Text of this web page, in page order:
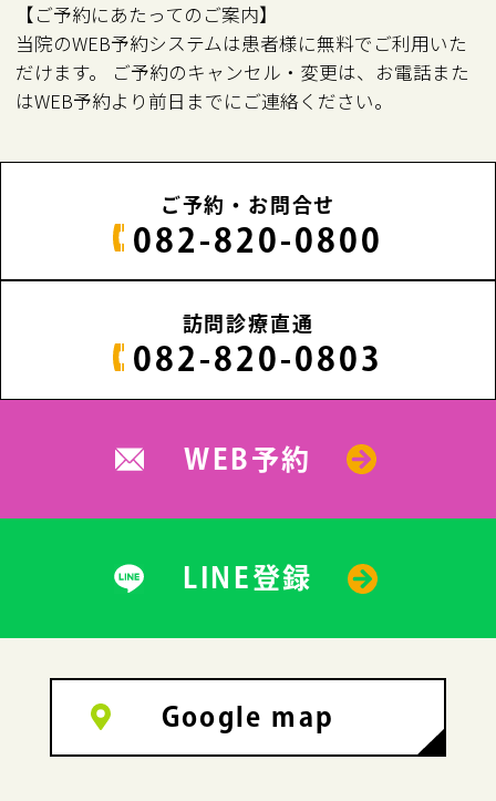
【ご予約にあたってのご案内】
当院のWEB予約システムは患者様に無料でご利用いた
だけます。 ご予約のキャンセル・変更は、お電話また
はWEB予約より前日までにご連絡ください。
ご予約・お問合せ
082-820-0800
訪問診療直通
082-820-0803
WEB予約
LINE登録
Google map